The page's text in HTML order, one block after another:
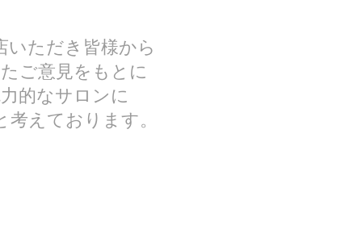
いただき皆様から
ご意見をもとに
的なサロンに
考えております。